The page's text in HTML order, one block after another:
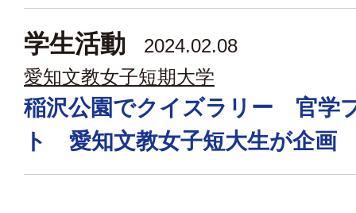
学生活動
2024.02.08
愛知文教女子短期大学
稲沢公園でクイズラリー 官学
ト 愛知文教女子短大生が企画